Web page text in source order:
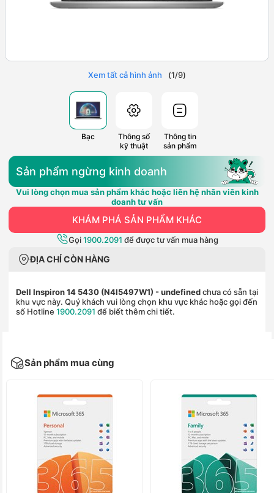
Xem tất cả hình ảnh (1/9)
Bạc
Thông số
kỹ thuật
Thông tin
sản phẩm
Sản phẩm ngừng kinh doanh
Vui lòng chọn mua sản phẩm khác hoặc liên hệ nhân viên kinh
doanh tư vấn
KHÁM PHÁ SẢN PHẨM KHÁC
Gọi1900.2091 để được tư vấn mua hàng
ĐỊA CHỈ CÒN HÀNG
Dell Inspiron 14 5430 (N4I5497W1) - undefinedchưa có sẵn tại
khu vực này. Quý khách vui lòng chọn khu vực khác hoặc gọi đến
số Hotline 1900.2091 để biết thêm chi tiết.
Sản phẩm mua cùng